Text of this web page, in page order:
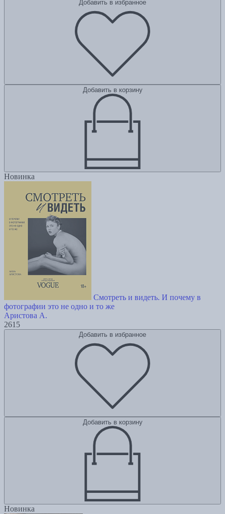
Добавить в избранное
Добавить в корзину
Новинка
Смотреть и видеть. И почему в
фотографии это не одно и то же
Аристова А.
2615
Добавить в избранное
Добавить в корзину
Новинка